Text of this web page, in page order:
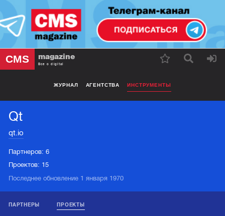
CMS magazine
Все о digital
ЖУРНАЛ АГЕНТСТВА ИНСТРУМЕНТЫ
Qt
qt.io
Партнеров:6
Проектов: 15
Последнее обновление 1 января 1970
ПАРТНЕРЫ ПРОЕКТЫ